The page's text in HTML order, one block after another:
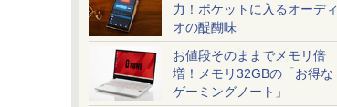
力！ポケットに入るオーディ
オの醍醐味
お値段そのままでメモリ倍
増！メモリ32GBの「お得な
ゲーミングノート」